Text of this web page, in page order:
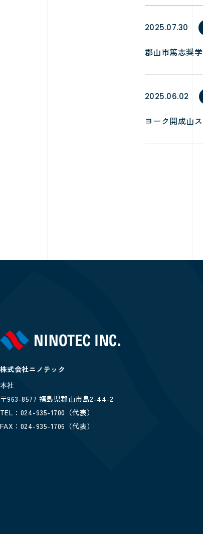
2025.07.30
郡山市篤志奨
2025.06.02
ヨーク開成山
株式会社ニノテック
本社
〒963-8577 福島県郡山市島2-44-2
TEL：024-935-1700（代表）
FAX：024-935-1706（代表）